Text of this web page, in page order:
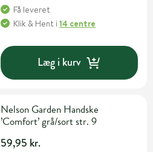
Få leveret
Klik & Hent i14 centre
Læg i kurv
Nelson Garden Handske
’Comfort’ grå/sort str. 9
59,95 kr.